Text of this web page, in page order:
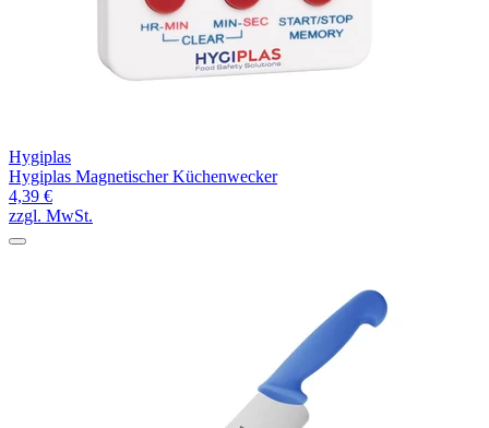
Hygiplas
Hygiplas Magnetischer Küchenwecker
4,39 €
zzgl. MwSt.